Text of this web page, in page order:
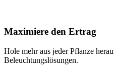
Maximiere den Ertrag
Hole mehr aus jeder Pflanze
Beleuchtungslösungen.